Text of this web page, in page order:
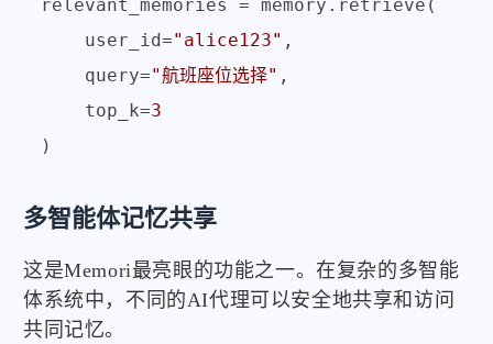
relevant_memories = memory.retrieve(
    user_id=
"alice123" ,
    query=
"航班座位选择" ,
    top_k=
3
多智能体记忆共享
这是Memori最亮眼的功能之一。在复杂的多智能
体系统中，不同的AI代理可以安全地共享和访问
共同记忆。